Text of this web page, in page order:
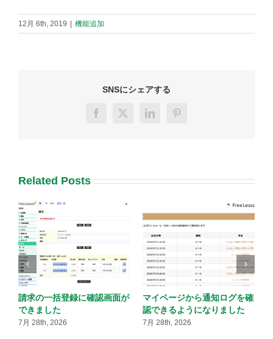
12月 6th, 2019 機能追加
SNSにシェアする
Facebook
X LinkedInPinterest
Related Posts
検索条件を履歴・保存できる
ようになりました
7月 28th, 2026
予約が少ない枠を自動的に休
講にできるようになりました
7月 28th, 2026